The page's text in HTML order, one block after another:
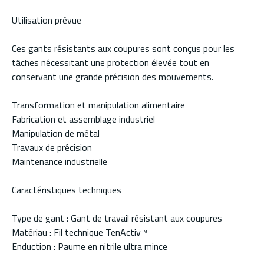
Utilisation prévue
Ces gants résistants aux coupures sont conçus pour les
tâches nécessitant une protection élevée tout en
conservant une grande précision des mouvements.
Transformation et manipulation alimentaire
Fabrication et assemblage industriel
Manipulation de métal
Travaux de précision
Maintenance industrielle
Caractéristiques techniques
Type de gant : Gant de travail résistant aux coupures
Matériau : Fil technique TenActiv™
Enduction : Paume en nitrile ultra mince